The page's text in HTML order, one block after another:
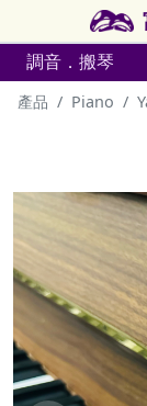
調音．搬琴
產品 Piano